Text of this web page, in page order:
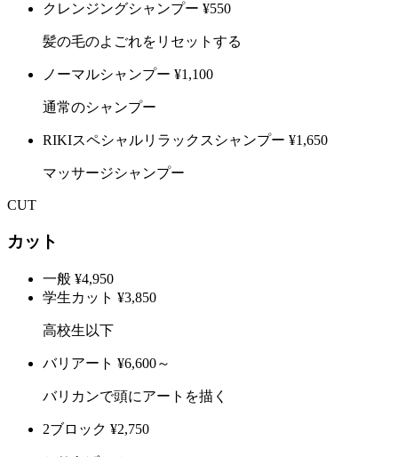
クレンジングシャンプー ¥550
髪の毛のよごれをリセットする
ノーマルシャンプー ¥1,100
通常のシャンプー
RIKIスペシャルリラックスシャンプー ¥1,650
マッサージシャンプー
CUT
カット
一般 ¥4,950
学生カット ¥3,850
高校生以下
バリアート ¥6,600～
バリカンで頭にアートを描く
2ブロック ¥2,750